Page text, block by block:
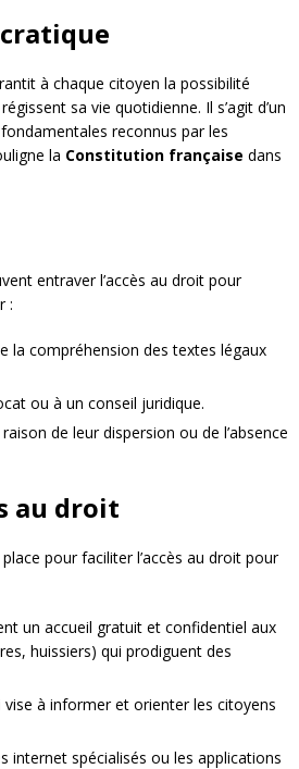
à chaque citoyen la possibilité
sa vie quotidienne. Il s’agit d’un
reconnus par les
la Constitution française dans
entraver l’accès au droit pour
:
la compréhension des textes légaux
ou à un conseil juridique.
de leur dispersion ou de l’absence
au droit
pour faciliter l’accès au droit pour
un accueil gratuit et confidentiel aux
huissiers) qui prodiguent des
vise à informer et orienter les citoyens
internet spécialisés ou les applications